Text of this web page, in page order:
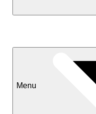
Menu